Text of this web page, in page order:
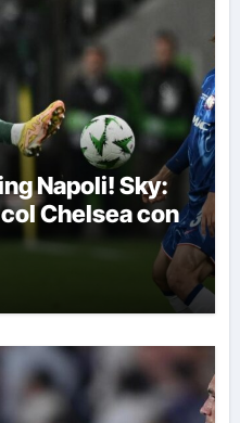
Napoli! Sky:
Chelsea con